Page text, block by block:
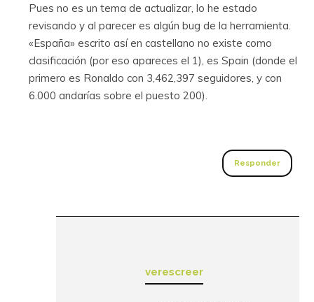
Pues no es un tema de actualizar, lo he estado
revisando y al parecer es algún bug de la herramienta.
«España» escrito así en castellano no existe como
clasificación (por eso apareces el 1), es Spain (donde el
primero es Ronaldo con 3,462,397 seguidores, y con
6.000 andarías sobre el puesto 200).
Responder
verescreer